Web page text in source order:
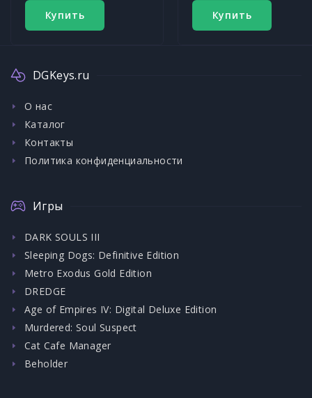
Купить Купить
DGKeys.ru
О нас
Каталог
Контакты
Политика конфиденциальности
Игры
DARK SOULS III
Sleeping Dogs: Definitive Edition
Metro Exodus Gold Edition
DREDGE
Age of Empires IV: Digital Deluxe Edition
Murdered: Soul Suspect
Cat Cafe Manager
Beholder